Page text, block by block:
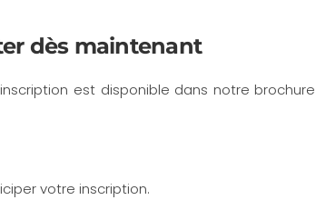
dès maintenant
est disponible dans notre brochure
votre inscription.